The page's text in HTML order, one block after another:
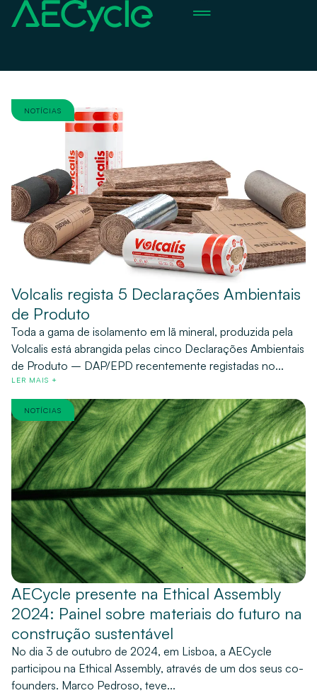
NOTÍCIAS
Volcalis regista 5 Declarações Ambientais
de Produto
Toda a gama de isolamento em lã mineral, produzida pela
Volcalis está abrangida pelas cinco Declarações Ambientais
de Produto – DAP/EPD recentemente registadas no...
LER MAIS +
NOTÍCIAS
AECycle presente na Ethical Assembly
2024: Painel sobre materiais do futuro na
construção sustentável
No dia 3 de outubro de 2024, em Lisboa, a AECycle
participou na Ethical Assembly, através de um dos seus co-
founders. Marco Pedroso, teve...